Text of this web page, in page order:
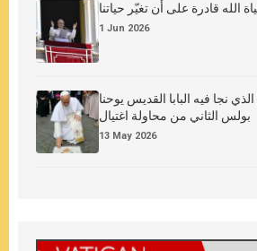
الله قادرة على أن تغيّر حياتنا
1 Jun 2026
نجا فيه البابا القديس يوحنا
بولس الثاني من محاولة اغتيال
13 May 2026